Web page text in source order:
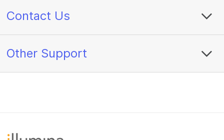
Contact Us
Other Support